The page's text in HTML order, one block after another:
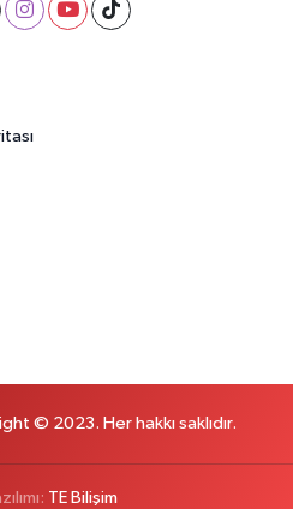
© 2023. Her hakkı saklıdır.
TE Bilişim